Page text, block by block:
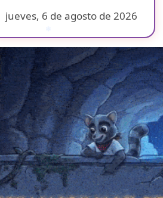
jueves, 6 de agosto de 2026
❄
❄
❄
❄
❄
❄
❄
❄